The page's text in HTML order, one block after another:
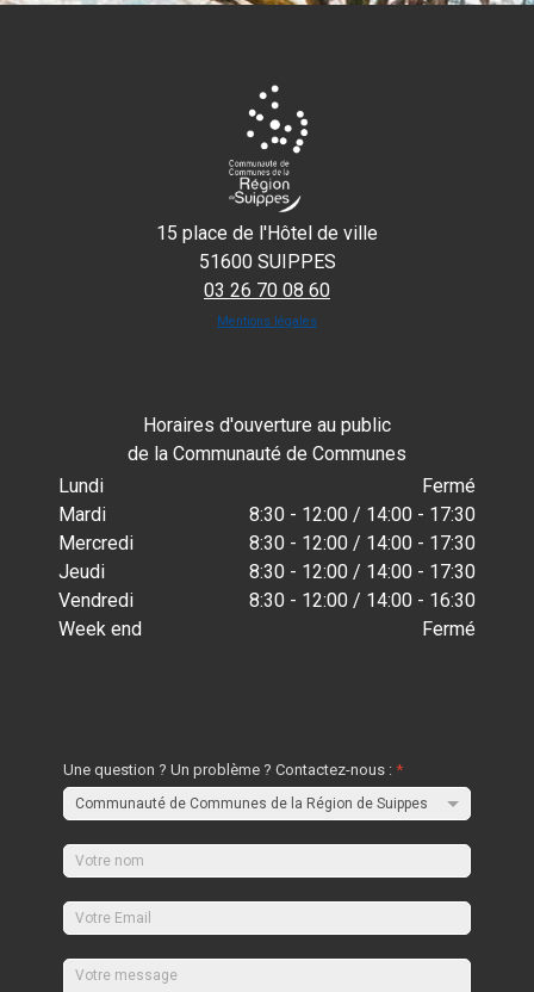
15 place de l'Hôtel de ville
51600 SUIPPES
03 26 70 08 60
Mentions légales
Horaires d'ouverture au public
de la Communauté de Communes
Lundi
Fermé
Mardi
8:30 - 12:00 / 14:00 - 17:30
Mercredi
8:30 - 12:00 / 14:00 - 17:30
Jeudi
8:30 - 12:00 / 14:00 - 17:30
Vendredi
8:30 - 12:00 / 14:00 - 16:30
Week end
Fermé
Une question ? Un problème ? Contactez-nous :*